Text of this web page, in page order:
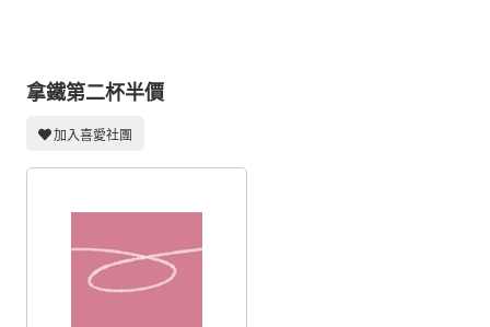
交流中心
攤位轉讓區
會員功能選單
會員中心
註冊會員
登入
拿鐵第二杯半價
加入喜愛社團